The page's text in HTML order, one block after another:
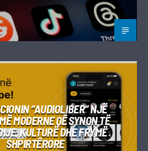
“AUDIOLIBER” NJË
MODERNE QË SYNON TË
KULTURË DHE FRYMË
SHPIRTËRORE